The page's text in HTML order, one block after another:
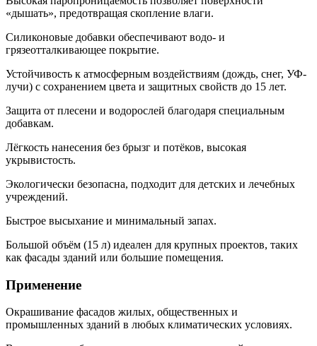
«дышать», предотвращая скопление влаги.
Силиконовые добавки обеспечивают водо- и
грязеотталкивающее покрытие.
Устойчивость к атмосферным воздействиям (дождь, снег, УФ-
лучи) с сохранением цвета и защитных свойств до 15 лет.
Защита от плесени и водорослей благодаря специальным
добавкам.
Лёгкость нанесения без брызг и потёков, высокая
укрывистость.
Экологически безопасна, подходит для детских и лечебных
учреждений.
Быстрое высыхание и минимальный запах.
Большой объём (15 л) идеален для крупных проектов, таких
как фасады зданий или большие помещения.
Применение
Окрашивание фасадов жилых, общественных и
промышленных зданий в любых климатических условиях.